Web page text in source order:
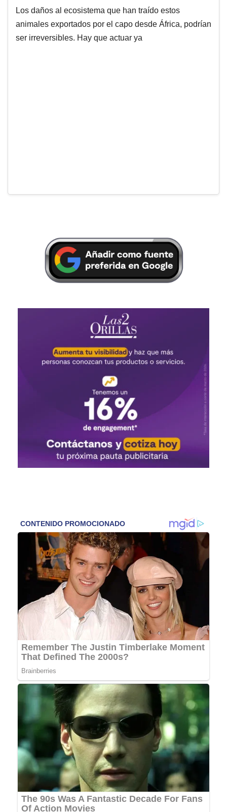
Los daños al ecosistema que han traído estos
animales exportados por el capo desde África, podrían
ser irreversibles. Hay que actuar ya